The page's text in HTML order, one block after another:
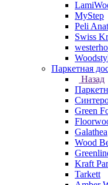
MyStep
Peli
Swiss
Паркетная
Назад
Green
Galathea
Wood
Kraft
Tarkett